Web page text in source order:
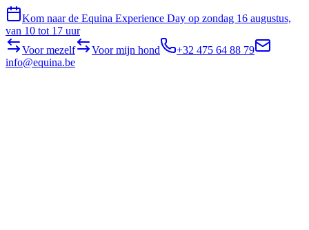
Kom naar de Equina Experience Day op zondag 16 augustus,
van 10 tot 17 uur
Voor mezelf
Voor mijn hond
+32 475 64 88 79
info@equina.be